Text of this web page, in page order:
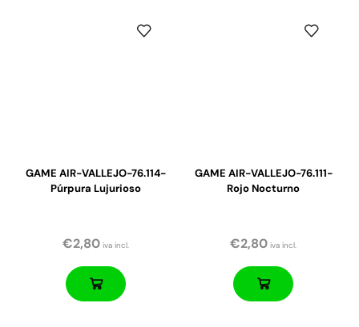
GAME AIR-VALLEJO-76.114-
Púrpura Lujurioso
€2,80 iva incl.
GAME AIR-VALLEJO-76.111-
Rojo Nocturno
€2,80 iva incl.